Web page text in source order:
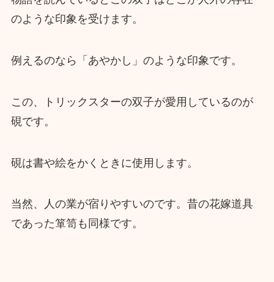
のような印象を受けます。
例えるのなら「あやかし」のような印象です。
この、トリックスターの双子が愛用しているのが
硯です。
硯は書や絵をかくときに使用します。
当然、人の業が宿りやすいのです。昔の花嫁道具
であった箪笥も同様です。